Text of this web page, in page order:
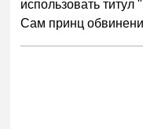
использовать
Сам принц